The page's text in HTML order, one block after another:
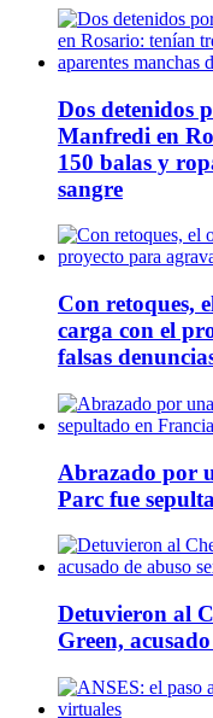
Dos detenidos
Manfredi en
150 balas y
sangre
Con retoques,
carga con el
falsas
Abrazado por
Parc fue
Detuvieron al
Green,